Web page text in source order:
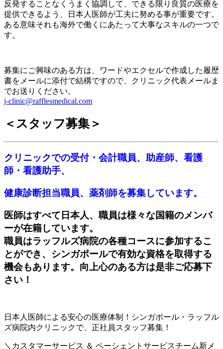
反発することなくうまく協調して、できる限り良質の医療を
提供できるよう、日本人医師が工夫に努める事が重要です。
ある意味それも海外で働くにあたって大事なスキルの一つで
す。
募集にご興味のある方は、ワードやエクセルで作成した履歴
書をメールに添付で結構ですので、クリニック代表メールま
でお送りください。
j-clinic@rafflesmedical.com
＜スタッフ募集＞
クリニックでの受付・会計職員、助産師、 看護
師・看護助手、
健康診断担当職員、薬剤師を募集しています。
医師はすべて日本人、職員は様々な国籍のメンバ
ーが在籍しています。
職員はラッフルズ病院の各種コースに参加するこ
とができ、シンガポールで有効な資格を取得する
機会もあります。向上心のある方は是非ご応募下
さい！
日本人医師による安心の医療体制！シンガポール・ラッフル
ズ病院内クリニックで、正社員スタッフ募集！
＼カスタマーサービス ＆ ペーシェントサービスチーム新メ